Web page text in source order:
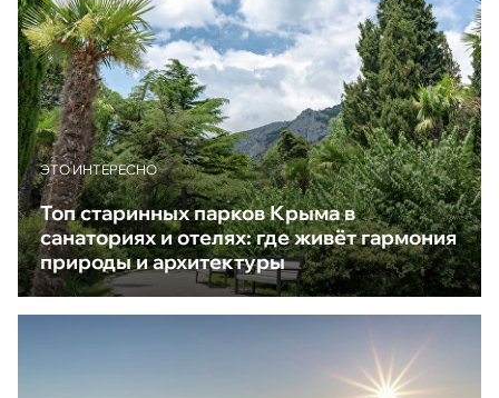
ЭТО ИНТЕРЕСНО
Топ старинных парков Крыма в
санаториях и отелях: где живёт гармония
природы и архитектуры